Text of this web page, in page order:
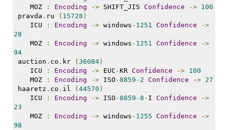
MOZ
: Encoding -> SHIFT_JIS Confidence -> 100
pravda . ru ( 15728 )
ICU
: Encoding -> windows - 1251 Confidence
->
28
MOZ
: Encoding -> windows - 1251 Confidence
->
94
auction . co . kr ( 36084)
ICU
: Encoding -> EUC -KR Confidence -> 100
MOZ
: Encoding -> ISO -8859 - 2 Confidence -> 27
haaretz . co . il ( 44570 )
ICU
: Encoding -> ISO -8859 -8 - I Confidence
->
23
MOZ
: Encoding -> windows - 1255 Confidence
->
98